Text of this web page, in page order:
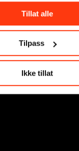
Tillat alle
Tilpass
Ikke tillat
på MUNCH